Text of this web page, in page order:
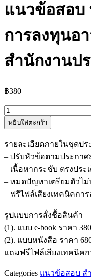
แนวข้อสอบ
การลงทุนอ
สำนักงานป
฿380
จำนวน
แนว
นัก
สารสนเทศ
ด้าน
การ
ลงทุน
อาวุโส
ระดับ
สำนักงาน
สังคม
หยิบใส่ตะกร้า
รายละเอียดภายในชุดปร
– ปรับหัวข้อตามประกา
– เนื้อหากระชับ ตรงประ
– หมดปัญหาเตรียมตัวไ
– ฟรีไฟล์เสียงเทคนิคก
รูปแบบการสั่งชื้อสินค้า
(1). แบบ e-book ราคา
(2). แบบหนังสือ ราคา
แถมฟรีไฟล์เสียงเทคนิ
Categories แนวข้อสอบ ส